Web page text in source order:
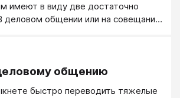
имеют в виду две достаточно
общении или на совещании
все ясно и с ресурсами, и со
общению
быстро переводить тяжелые